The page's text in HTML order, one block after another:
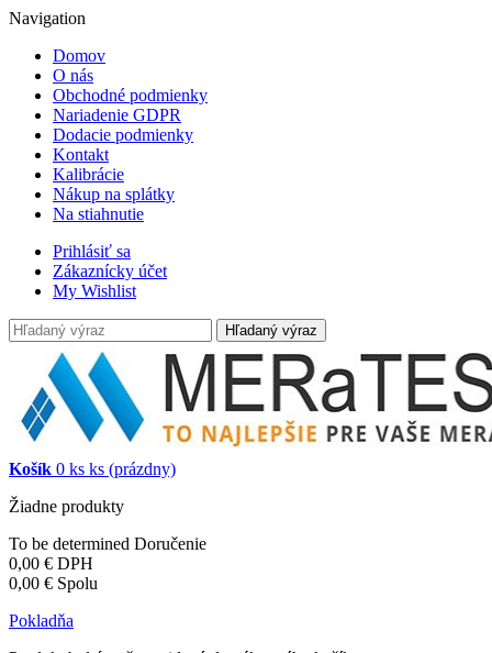
Navigation
Domov
O nás
Obchodné podmienky
Nariadenie GDPR
Dodacie podmienky
Kontakt
Kalibrácie
Nákup na splátky
Na stiahnutie
Prihlásiť sa
Zákaznícky účet
My Wishlist
Hľadaný výraz
Košík 0 ks ks (prázdny)
Žiadne produkty
To be determined Doručenie
0,00 € DPH
0,00 € Spolu
Pokladňa